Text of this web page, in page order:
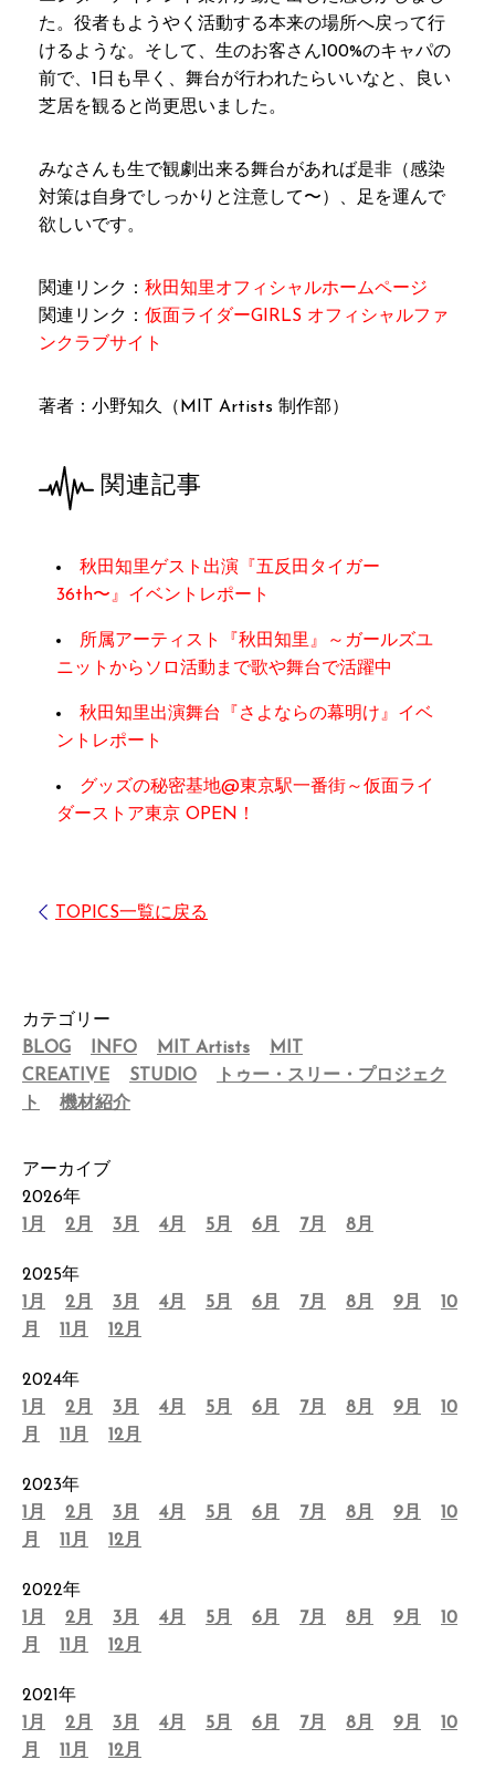
た。役者もようやく活動する本来の場所へ戻って行
けるような。そして、生のお客さん100%のキャパの
前で、1日も早く、舞台が行われたらいいなと、良い
芝居を観ると尚更思いました。
みなさんも生で観劇出来る舞台があれば是非（感染
対策は自身でしっかりと注意して〜）、足を運んで
欲しいです。
関連リンク： 秋田知里オフィシャルホームページ
関連リンク： 仮面ライダーGIRLS オフィシャルファ
ンクラブサイト
著者：小野知久（MIT Artists 制作部）
関連記事
秋田知里ゲスト出演『五反田タイガー
36th〜』イベントレポート
所属アーティスト『秋田知里』～ガールズユ
ニットからソロ活動まで歌や舞台で活躍中
秋田知里出演舞台『さよならの幕明け』イベ
ントレポート
グッズの秘密基地@東京駅一番街～仮面ライ
ダーストア東京 OPEN！
TOPICS一覧に戻る
カテゴリー
BLOG
INFO MIT Artists
MIT
CREATIVE
STUDIO
トゥー・スリー・プロジェク
ト
機材紹介
アーカイブ
2026年
1月
2月 3月 4月 5月 6月 7月 8月
2025年
1月
2月 3月 4月 5月 6月 7月 8月 9月
10
月
11月 12月
2024年
1月
2月 3月 4月 5月 6月 7月 8月 9月
10
月
11月 12月
2023年
1月
2月 3月 4月 5月 6月 7月 8月 9月
10
月
11月 12月
2022年
1月
2月 3月 4月 5月 6月 7月 8月 9月
10
月
11月 12月
2021年
1月
2月 3月 4月 5月 6月 7月 8月 9月
10
月
11月 12月